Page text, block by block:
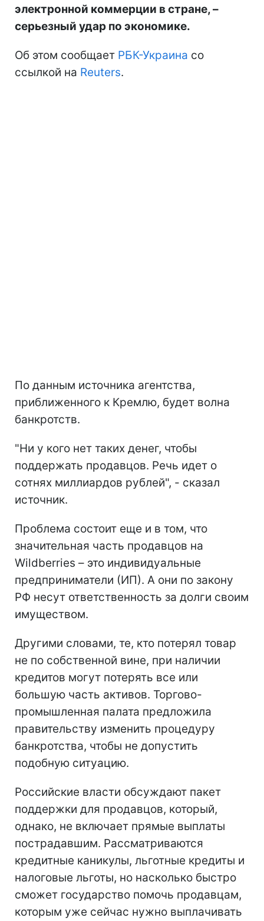
электронной коммерции в стране, –
серьезный удар по экономике.
Об этом сообщает РБК-Украина со
ссылкой на Reuters.
По данным источника агентства,
приближенного к Кремлю, будет волна
банкротств.
"Ни у кого нет таких денег, чтобы
поддержать продавцов. Речь идет о
сотнях миллиардов рублей", - сказал
источник.
Проблема состоит еще и в том, что
значительная часть продавцов на
Wildberries – это индивидуальные
предприниматели (ИП). А они по закону
РФ несут ответственность за долги своим
имуществом.
Другими словами, те, кто потерял товар
не по собственной вине, при наличии
кредитов могут потерять все или
большую часть активов. Торгово-
промышленная палата предложила
правительству изменить процедуру
банкротства, чтобы не допустить
подобную ситуацию.
Российские власти обсуждают пакет
поддержки для продавцов, который,
однако, не включает прямые выплаты
пострадавшим. Рассматриваются
кредитные каникулы, льготные кредиты и
налоговые льготы, но насколько быстро
сможет государство помочь продавцам,
которым уже сейчас нужно выплачивать